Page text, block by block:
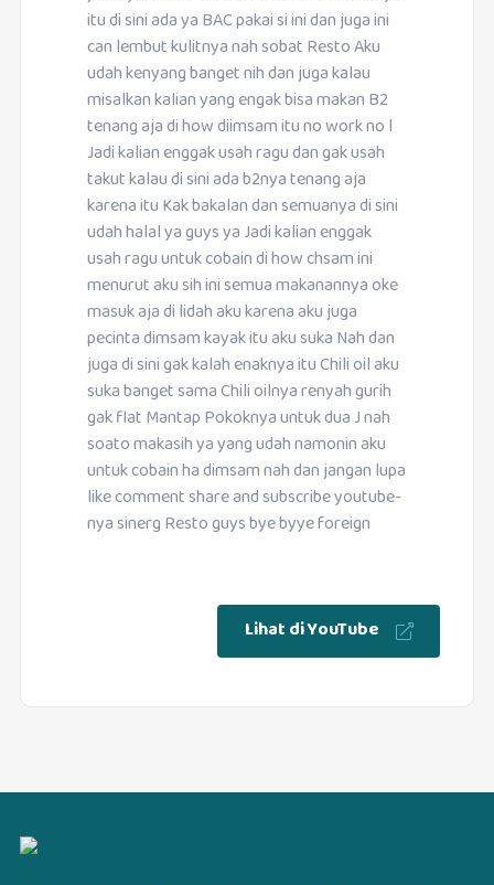
itu di sini ada ya BAC pakai si ini dan juga ini
can lembut kulitnya nah sobat Resto Aku
udah kenyang banget nih dan juga kalau
misalkan kalian yang engak bisa makan B2
tenang aja di how diimsam itu no work no l
Jadi kalian enggak usah ragu dan gak usah
takut kalau di sini ada b2nya tenang aja
karena itu Kak bakalan dan semuanya di sini
udah halal ya guys ya Jadi kalian enggak
usah ragu untuk cobain di how chsam ini
menurut aku sih ini semua makanannya oke
masuk aja di lidah aku karena aku juga
pecinta dimsam kayak itu aku suka Nah dan
juga di sini gak kalah enaknya itu Chili oil aku
suka banget sama Chili oilnya renyah gurih
gak flat Mantap Pokoknya untuk dua J nah
soato makasih ya yang udah namonin aku
untuk cobain ha dimsam nah dan jangan lupa
like comment share and subscribe youtube-
nya sinerg Resto guys bye byye foreign
Lihat di YouTube